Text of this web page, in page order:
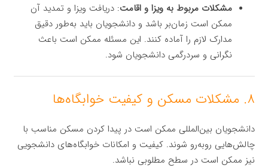
مشکلات مربوط به ویزا و اقامت: دریافت ویزا و تمدید آن
ممکن است زمان‌بر باشد و دانشجویان باید به‌طور دقیق
مدارک لازم را آماده کنند. این مسئله ممکن است باعث
نگرانی و سردرگمی دانشجویان شود.
۸. مشکلات مسکن و کیفیت خوابگاه‌ها
دانشجویان بین‌المللی ممکن است در پیدا کردن مسکن مناسب با
چالش‌هایی روبه‌رو شوند. کیفیت و امکانات خوابگاه‌های دانشجویی
نیز ممکن است در سطح مطلوبی نباشد.